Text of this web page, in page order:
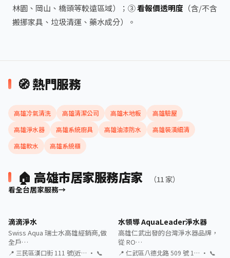
林園、岡山、橋頭等較遠區域）；③看報價透明度 （含/不含
搬挪家具、垃圾清運、藥水成分）。
🧭 熱門服務
高雄冷氣清洗 高雄清潔公司 高雄木地板
高雄驗屋
高雄淨水器
高雄系統廚具 高雄油漆防水
高雄裝潢細清
高雄軟水
高雄系統櫃
🏠 高雄市居家服務店家 （11 家）
看全台居家服務
滴滴淨水
Swiss Aqua 瑞士水高雄經銷商,做
全戶…
📍 三民區漢口街 111 號(近… · 📞
水領導 AquaLeader淨水器
高雄仁武出發的台灣淨水器品牌，
從 RO…
📍 仁武區八德北路 509 號 1… · 📞